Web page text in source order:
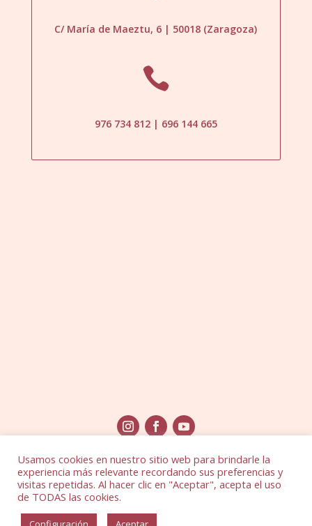
C/ María de Maeztu, 6 | 50018 (Zaragoza)

976 734 812 | 696 144 665
© Yoga Shakti, 2026 |Aviso Legal
Usamos cookies en nuestro sitio web para brindarle la
experiencia más relevante recordando sus preferencias y
visitas repetidas. Al hacer clic en "Aceptar", acepta el uso
de TODAS las cookies.